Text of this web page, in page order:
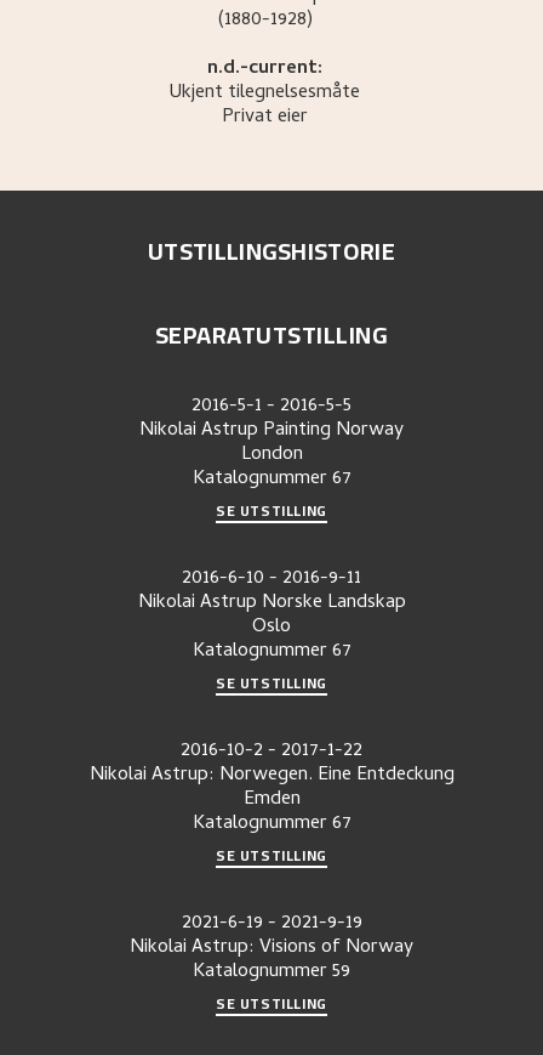
(1880-1928)
n.d.-current:
Ukjent tilegnelsesmåte
Privat eier
UTSTILLINGSHISTORIE
SEPARATUTSTILLING
2016-5-1- 2016-5-5
Nikolai Astrup Painting Norway
London
Katalognummer67
SE UTSTILLING
2016-6-10- 2016-9-11
Nikolai Astrup Norske Landskap
Oslo
Katalognummer67
SE UTSTILLING
2016-10-2- 2017-1-22
Nikolai Astrup: Norwegen. Eine Entdeckung
Emden
Katalognummer67
SE UTSTILLING
2021-6-19- 2021-9-19
Nikolai Astrup: Visions of Norway
Katalognummer59
SE UTSTILLING